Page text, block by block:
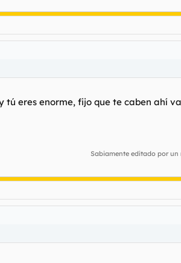
tú eres enorme, fijo que te caben ahí
Sabiamente editado por un